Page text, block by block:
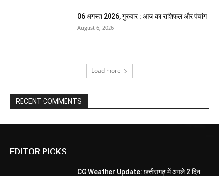
06 अगस्त 2026, गुरुवार : आज का राशिफल और पंचांग
August 6, 2026
Load more
RECENT COMMENTS
EDITOR PICKS
CG Weather Update: छत्तीसगढ़ में अगले 2 दिन